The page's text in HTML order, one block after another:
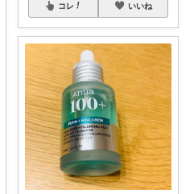
コレ いいね